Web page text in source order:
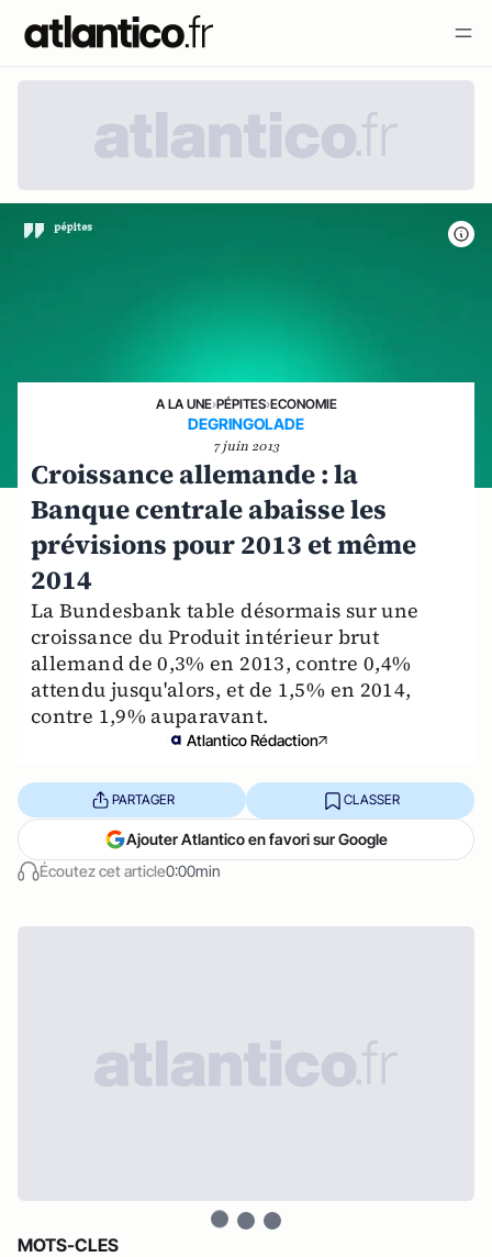
A LA UNE›PÉPITES›ECONOMIE
DEGRINGOLADE
7 juin 2013
Croissance allemande : la
Banque centrale abaisse les
prévisions pour 2013 et même
2014
La Bundesbank table désormais sur une
croissance du Produit intérieur brut
allemand de 0,3% en 2013, contre 0,4%
attendu jusqu'alors, et de 1,5% en 2014,
contre 1,9% auparavant.
Atlantico Rédaction
Écoutez cet article0:00min
PARTAGER CLASSER
Ajouter Atlantico en favori sur Google
MOTS-CLES